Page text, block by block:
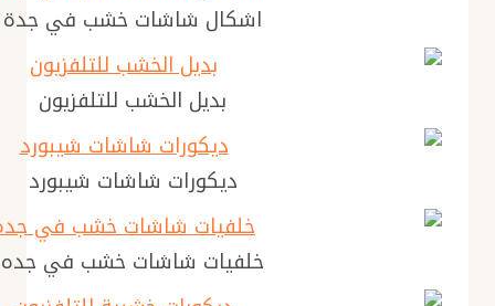
اشكال شاشات خشب في جدة
بديل الخشب للتلفزيون
ديكورات شاشات شيبورد
خلفيات شاشات خشب في جده